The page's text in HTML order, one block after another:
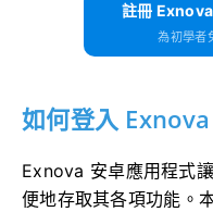
註冊
為初學者
如何登入
Exnova 安卓應用程式
便地存取其各項功能。